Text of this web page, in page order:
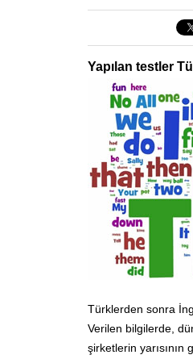
Yapılan testler
Türklerden sonra
Verilen bilgilerde,
şirketlerin